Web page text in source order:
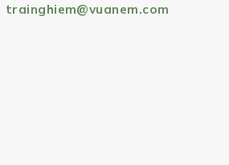
trainghiem@vuanem.com